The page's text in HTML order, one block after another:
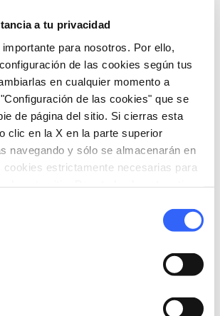
a tu privacidad
para nosotros. Por ello,
de las cookies según tus
en cualquier momento a
de las cookies" que se
de página del sitio. Si cierras esta
clic en la X en la parte superior
navegando y sólo se almacenarán en
estrictamente necesarias para
y embutidos
en particular las provincias de
y Siena